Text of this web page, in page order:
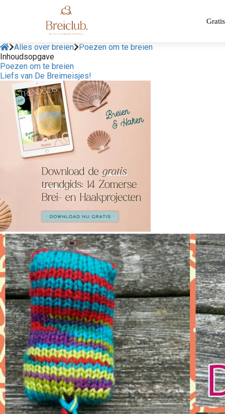
Alles over breien
Poezen om te breien
Inhoudsopgave
Poezen om te breien
Liefs van De Breimeisjes!